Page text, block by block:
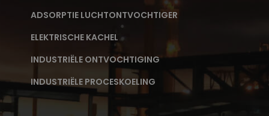
ADSORPTIE LUCHTONTVOCHTIGER
ELEKTRISCHE KACHEL
INDUSTRIËLE ONTVOCHTIGING
INDUSTRIËLE PROCESKOELING